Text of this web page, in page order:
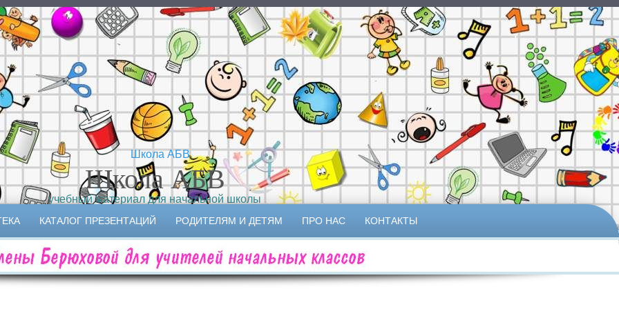
Школа АБВ
учебный материал для начальной школы
КАТАЛОГ ПРЕЗЕНТАЦИЙ РОДИТЕЛЯМ И ДЕТЯМ ПРО НАС КОНТАКТЫ